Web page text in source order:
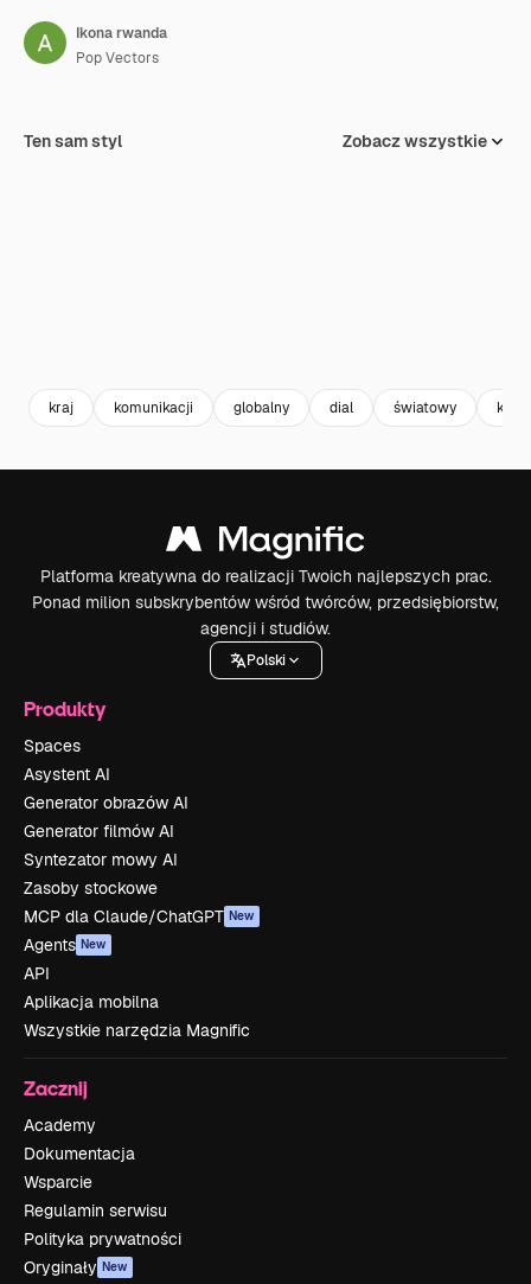
Ikona rwanda
Pop Vectors
Ten sam styl Zobacz wszystkie
kraj komunikacji globalny dial światowy kod
Platforma kreatywna do realizacji Twoich najlepszych prac.
Ponad milion subskrybentów wśród twórców, przedsiębiorstw,
agencji i studiów.
Polski
Produkty
Spaces
Asystent AI
Generator obrazów AI
Generator filmów AI
Syntezator mowy AI
Zasoby stockowe
MCP dla Claude/ChatGPT New
Agents New
API
Aplikacja mobilna
Wszystkie narzędzia Magnific
Zacznij
Academy
Dokumentacja
Wsparcie
Regulamin serwisu
Polityka prywatności
Oryginały New